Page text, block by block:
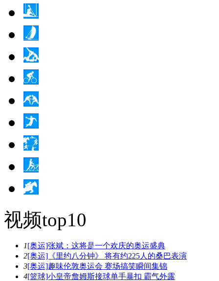
视频top10
1[奥运]张斌：这将是一个欢庆的奥运盛典
2[奥运]《里约八分钟》 将有约225人的桑巴表演
3[奥运]趣味伦敦奥运会 赛场搞笑瞬间集锦
4[篮球]小皇帝詹姆斯接球单手暴扣 霸气外露